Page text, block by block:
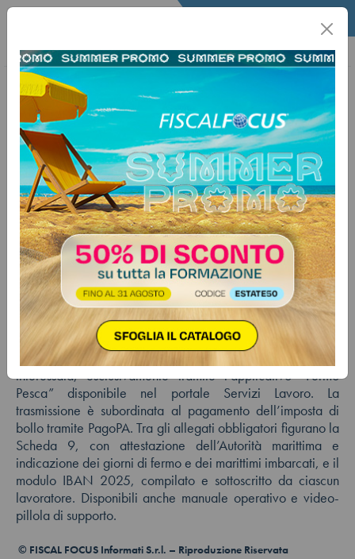
Home News 24
12 giugno 2026
Ore 12:23 - Fermo pesca 2025:
domande prorogate al 30 luglio e
nuove istruzioni operative
Il Ministero del Lavoro ha prorogato alle ore 23:59 del 30
luglio 2026 il termine per la presentazione delle domande
relative all’indennità di fermo pesca 2025. La misura
riguarda i lavoratori dipendenti da imprese adibite alla
pesca marittima, inclusi i soci lavoratori delle cooperative
della piccola pesca, nei casi di sospensione obbligatoria o
non obbligatoria dell’attività lavorativa. Le imprese devono
presentare una singola istanza per ciascuna unità di pesca
interessata, esclusivamente tramite l’applicativo “Fermo
Pesca” disponibile nel portale Servizi Lavoro. La
trasmissione è subordinata al pagamento dell’imposta di
bollo tramite PagoPA. Tra gli allegati obbligatori figurano la
Scheda 9, con attestazione dell’Autorità marittima e
indicazione dei giorni di fermo e dei marittimi imbarcati, e il
modulo IBAN 2025, compilato e sottoscritto da ciascun
lavoratore. Disponibili anche manuale operativo e video-
pillola di supporto.
© FISCAL FOCUS Informati S.r.l. – Riproduzione Riservata